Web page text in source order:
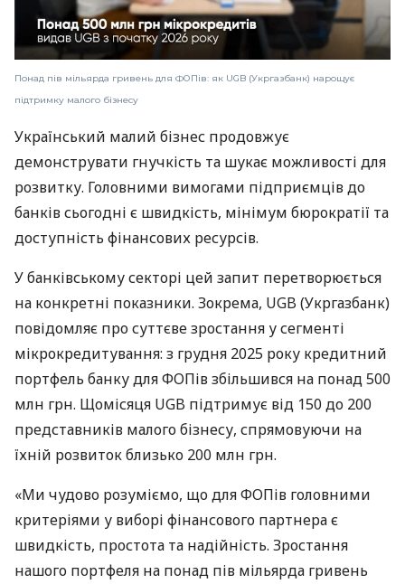
Понад пів мільярда гривень для ФОПів: як UGB (Укргазбанк) нарощує
підтримку малого бізнесу
Український малий бізнес продовжує
демонструвати гнучкість та шукає можливості для
розвитку. Головними вимогами підприємців до
банків сьогодні є швидкість, мінімум бюрократії та
доступність фінансових ресурсів.
У банківському секторі цей запит перетворюється
на конкретні показники. Зокрема, UGB (Укргазбанк)
повідомляє про суттєве зростання у сегменті
мікрокредитування: з грудня 2025 року кредитний
портфель банку для ФОПів збільшився на понад 500
млн грн. Щомісяця UGB підтримує від 150 до 200
представників малого бізнесу, спрямовуючи на
їхній розвиток близько 200 млн грн.
«Ми чудово розуміємо, що для ФОПів головними
критеріями у виборі фінансового партнера є
швидкість, простота та надійність. Зростання
нашого портфеля на понад пів мільярда гривень